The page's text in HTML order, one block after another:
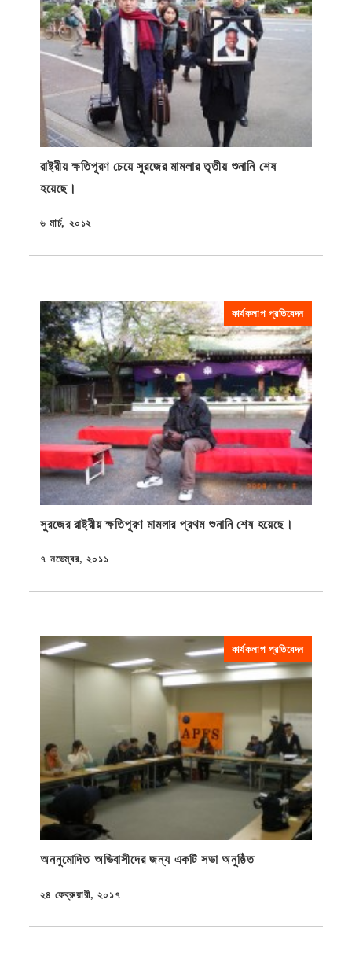
রাষ্ট্রীয় ক্ষতিপূরণ চেয়ে সুরজের মামলার তৃতীয় শুনানি শেষ
হয়েছে।
প্রকাশিত
৬ মার্চ, ২০১২
কার্যকলাপ প্রতিবেদন
সুরজের রাষ্ট্রীয় ক্ষতিপূরণ মামলার প্রথম শুনানি শেষ হয়েছে।
প্রকাশিত
৭ নভেম্বর, ২০১১
কার্যকলাপ প্রতিবেদন
অননুমোদিত অভিবাসীদের জন্য একটি সভা অনুষ্ঠিত
প্রকাশিত
২৪ ফেব্রুয়ারী, ২০১৭